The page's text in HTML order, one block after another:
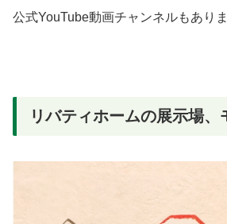
公式YouTube動画チャンネルもありま
リバティホームの展示場、